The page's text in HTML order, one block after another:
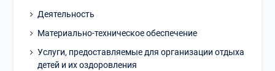
Деятельность
Материально-техническое обеспечение
Услуги, предоставляемые для организации отдыха
детей и их оздоровления